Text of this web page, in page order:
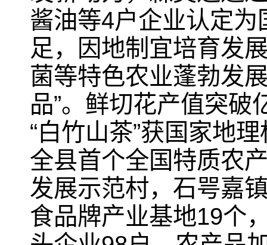
酱油等4户企业认定
足，因地制宜培育发
菌等特色农业蓬勃发
品”。鲜切花产值突
“白竹山茶”获国家地
全县首个全国特质农
发展示范村，石咢嘉
食品牌产业基地19个